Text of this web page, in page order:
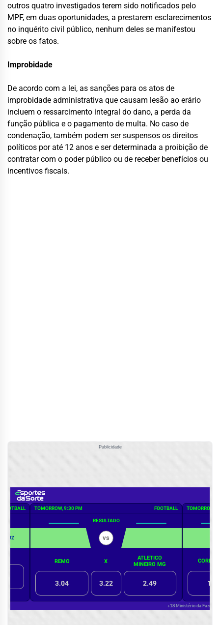
outros quatro investigados terem sido notificados pelo
MPF, em duas oportunidades, a prestarem esclarecimentos
no inquérito civil público, nenhum deles se manifestou
sobre os fatos.
Improbidade
De acordo com a lei, as sanções para os atos de
improbidade administrativa que causam lesão ao erário
incluem o ressarcimento integral do dano, a perda da
função pública e o pagamento de multa. No caso de
condenação, também podem ser suspensos os direitos
políticos por até 12 anos e ser determinada a proibição de
contratar com o poder público ou de receber benefícios ou
incentivos fiscais.
Publicidade